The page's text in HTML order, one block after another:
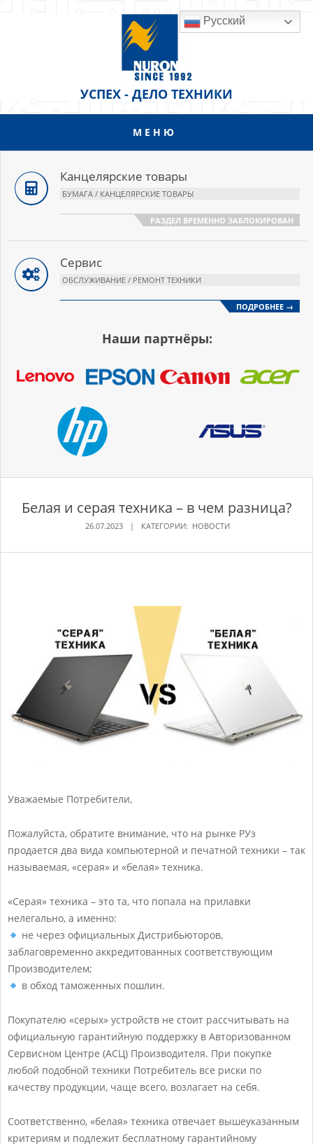
УСПЕХ - ДЕЛО ТЕХНИКИ
навигации
МЕНЮ
Канцелярские товары
БУМАГА / КАНЦЕЛЯРСКИЕ ТОВАРЫ
РАЗДЕЛ ВРЕМЕННО ЗАБЛОКИРОВАН
Сервис
ОБСЛУЖИВАНИЕ / РЕМОНТ ТЕХНИКИ
ПОДРОБНЕЕ →
Наши партнёры:
Белая и серая техника – в чем разница?
26.07.2023 КАТЕГОРИИ: НОВОСТИ
е
л
я
и
с
е
а
я
т
е
н
Уважаемые Потребители,
Пожалуйста, обратите внимание, что на рынке РУз
продается два вида компьютерной и печатной техники – так
называемая, «серая» и «белая» техника.
«Серая» техника – это та, что попала на прилавки
нелегально, а именно:
не через официальных Дистрибьюторов,
заблаговременно аккредитованных соответствующим
Производителем;
в обход таможенных пошлин.
Покупателю «серых» устройств не стоит рассчитывать на
официальную гарантийную поддержку в Авторизованном
Сервисном Центре (АСЦ) Производителя. При покупке
любой подобной техники Потребитель все риски по
качеству продукции, чаще всего, возлагает на себя.
Соответственно, «белая» техника отвечает вышеуказанным
критериям и подлежит бесплатному гарантийному
Русский